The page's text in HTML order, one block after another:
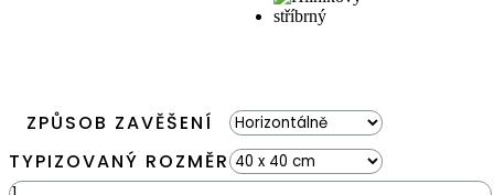
ZPŮSOB ZAVĚŠENÍ
TYPIZOVANÝ ROZMĚR
Mechový